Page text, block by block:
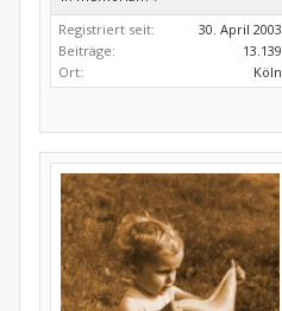
Registriert seit:
30. April 2003
Beiträge:
13.139
Ort:
Köln